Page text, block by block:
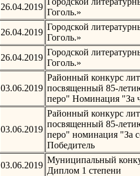
26.04.2019
Гоголь.»
26.04.2019
Городской
Гоголь.»
26.04.2019
Городской
Гоголь.»
03.06.2019
Районный конкурс
посвященный 85-
перо" Номинация "За
03.06.2019
Районный конкурс
посвященный 85-
перо" номинация "За
Победитель
03.06.2019
Муниципальный
Диплом 1 степени